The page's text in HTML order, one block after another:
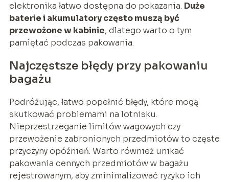
elektronika łatwo dostępna do pokazania. Duże
baterie i akumulatory często muszą być
przewożone w kabinie, dlatego warto o tym
pamiętać podczas pakowania.
Najczęstsze błędy przy pakowaniu
bagażu
Podróżując, łatwo popełnić błędy, które mogą
skutkować problemami na lotnisku.
Nieprzestrzeganie limitów wagowych czy
przewożenie zabronionych przedmiotów to częste
przyczyny opóźnień. Warto również unikać
pakowania cennych przedmiotów w bagażu
rejestrowanym, aby zminimalizować ryzyko ich